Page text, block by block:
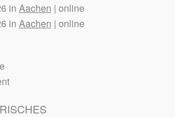
in Aachen | online
in Aachen | online